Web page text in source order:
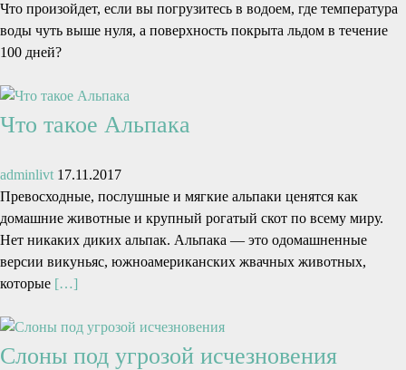
Что произойдет, если вы погрузитесь в водоем, где температура
воды чуть выше нуля, а поверхность покрыта льдом в течение
100 дней?
Что такое Альпака
adminlivt 17.11.2017
Превосходные, послушные и мягкие альпаки ценятся как
домашние животные и крупный рогатый скот по всему миру.
Нет никаких диких альпак. Альпака — это одомашненные
версии викуньяс, южноамериканских жвачных животных,
которые […]
Слоны под угрозой исчезновения